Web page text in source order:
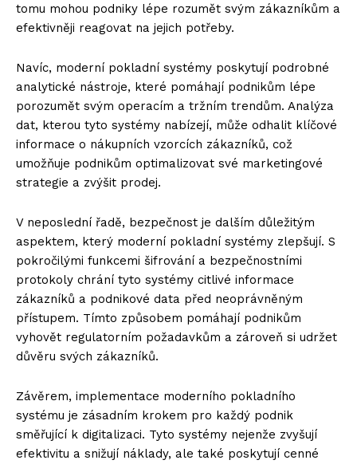
tomu mohou podniky lépe rozumět svým zákazníkům a
efektivněji reagovat na jejich potřeby.
Navíc, moderní pokladní systémy poskytují podrobné
analytické nástroje, které pomáhají podnikům lépe
porozumět svým operacím a tržním trendům. Analýza
dat, kterou tyto systémy nabízejí, může odhalit klíčové
informace o nákupních vzorcích zákazníků, což
umožňuje podnikům optimalizovat své marketingové
strategie a zvýšit prodej.
V neposlední řadě, bezpečnost je dalším důležitým
aspektem, který moderní pokladní systémy zlepšují. S
pokročilými funkcemi šifrování a bezpečnostními
protokoly chrání tyto systémy citlivé informace
zákazníků a podnikové data před neoprávněným
přístupem. Tímto způsobem pomáhají podnikům
vyhovět regulatorním požadavkům a zároveň si udržet
důvěru svých zákazníků.
Závěrem, implementace moderního pokladního
systému je zásadním krokem pro každý podnik
směřující k digitalizaci. Tyto systémy nejenže zvyšují
efektivitu a snižují náklady, ale také poskytují cenné